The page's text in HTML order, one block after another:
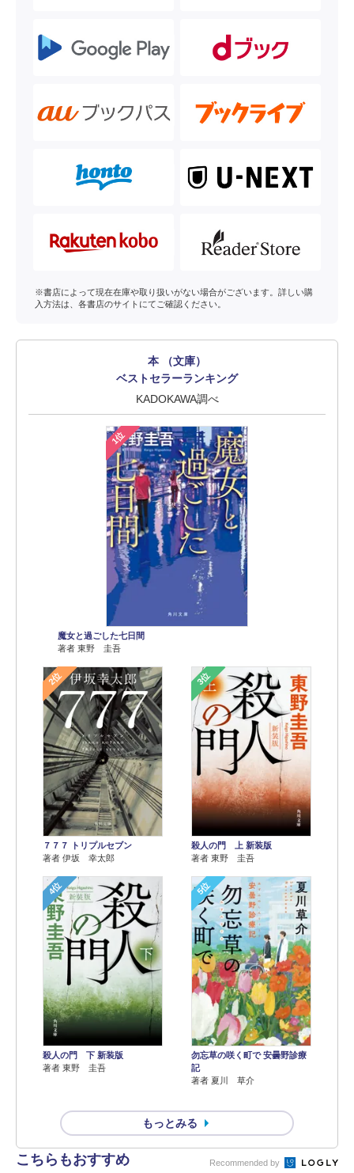
※書店によって現在在庫や取り扱いがない場合がございます。詳しい購
入方法は、各書店のサイトにてご確認ください。
本 （文庫）
ベストセラーランキング
KADOKAWA調べ
1位
魔女と過ごした七日間
著者 東野 圭吾
2位
７７７ トリプルセブン
著者 伊坂 幸太郎
3位
殺人の門 上 新装版
著者 東野 圭吾
4位
殺人の門 下 新装版
著者 東野 圭吾
5位
勿忘草の咲く町で 安曇野診療
記
著者 夏川 草介
もっとみる
こちらもおすすめ Recommended by